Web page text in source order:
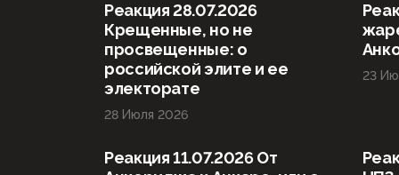
Реакция 28.07.2026
Крещенные, но не
просвещенные: о
российской элите и ее
электорате
28 Июля 2026
23
Реакция 11.07.2026 От